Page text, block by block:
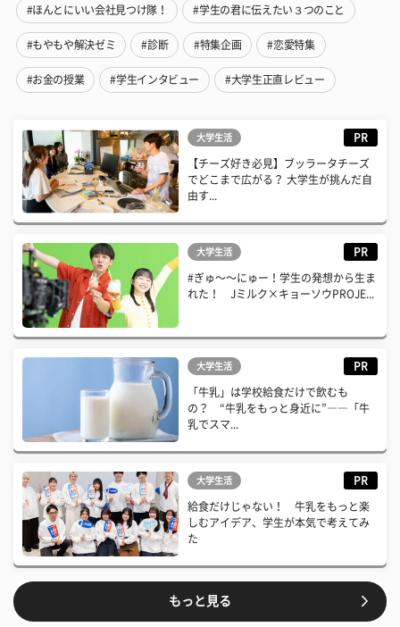
#ほんとにいい会社見つけ隊！ #学生の君に伝えたい３つのこと
#もやもや解決ゼミ #診断 #特集企画 #恋愛特集
#お金の授業 #学生インタビュー #大学生正直レビュー
大学生活 PR
【チーズ好き必見】ブッラータチーズ
でどこまで広がる？ 大学生が挑んだ自
由す...
大学生活 PR
#ぎゅ〜〜にゅー！学生の発想から生ま
れた！ Jミルク×キョーソウPROJE...
大学生活 PR
「牛乳」は学校給食だけで飲むも
の？ “牛乳をもっと身近に”――「牛
乳でスマ...
大学生活 PR
給食だけじゃない！ 牛乳をもっと楽
しむアイデア、学生が本気で考えてみ
た
もっと見る